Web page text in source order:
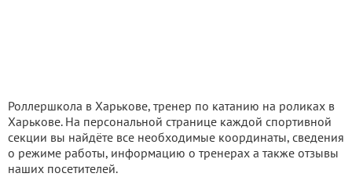
Роллершкола в Харькове, тренер по катанию на роликах в
Харькове. На персональной странице каждой спортивной
секции вы найдёте все необходимые координаты, сведения
о режиме работы, информацию о тренерах а также отзывы
наших посетителей.